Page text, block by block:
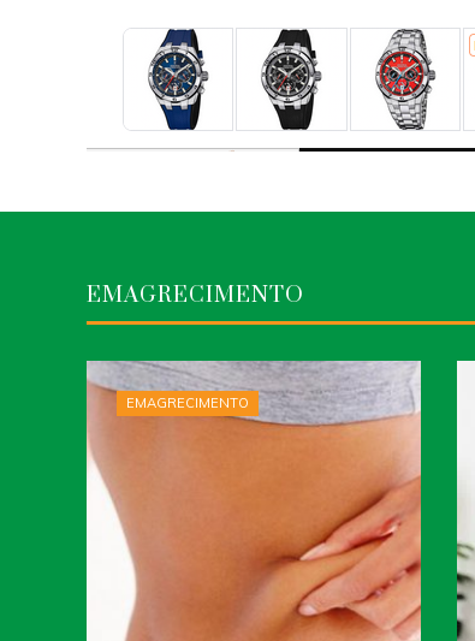
EMAGRECIMENTO
EMAGRECIMENTO